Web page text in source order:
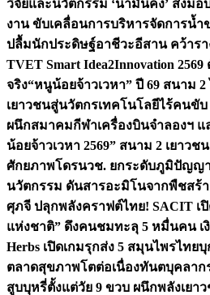
วิจัยและนวัตกรรม ‘น้ำมั่นคง’ ส่งมอ
งาน ขับเคลื่อนการบริหารจัดการน้
ปลื้มนักประดิษฐ์อาชีวะอีสาน คว้ารา
TVET Smart Idea2Innovation
จริง“หนูน้อยจ้าวเวหา” ปี 69 สนาม
เยาวชนสู่นวัตกรเทคโนโลยีไร้คนขั
ผนึกสมาคมกีฬาเครื่องบินจำลองฯ แ
น้อยจ้าวเวหา 2569” สนาม 2 เยาว
ศักยภาพโดรนวช. ยกระดับภูมิปัญญ
นวัตกรรม ดันสารอะมิโนจากพืชสร้
ศุภจี ปลุกพลังคราฟต์ไทย! SACIT เ
แห่งชาติ” ดึงคนชมทะลุ 5 หมื่นคน เ
Herbs เปิดเกมรุกส่ง 5 สมุนไพรไทย
ตลาดสุขภาพโตต่อเนื่องทันตบุคลาก
สูบบุหรี่ตั้งแต่วัย 9 ขวบ ผนึกพลังเยาว